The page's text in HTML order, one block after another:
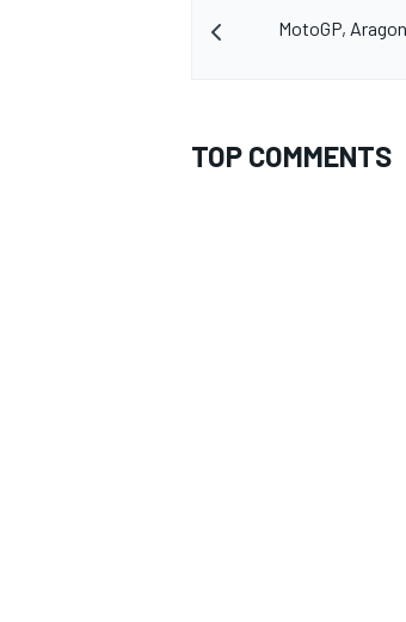
MotoGP,
TOP COMMENTS